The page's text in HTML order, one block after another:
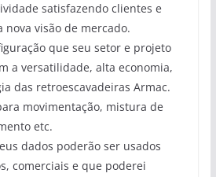
satisfazendo clientes e
nova visão de mercado.
que seu setor e projeto
a versatilidade, alta economia,
das retroescavadeiras Armac.
movimentação, mistura de
etc.
dados poderão ser usados
comerciais e que poderei